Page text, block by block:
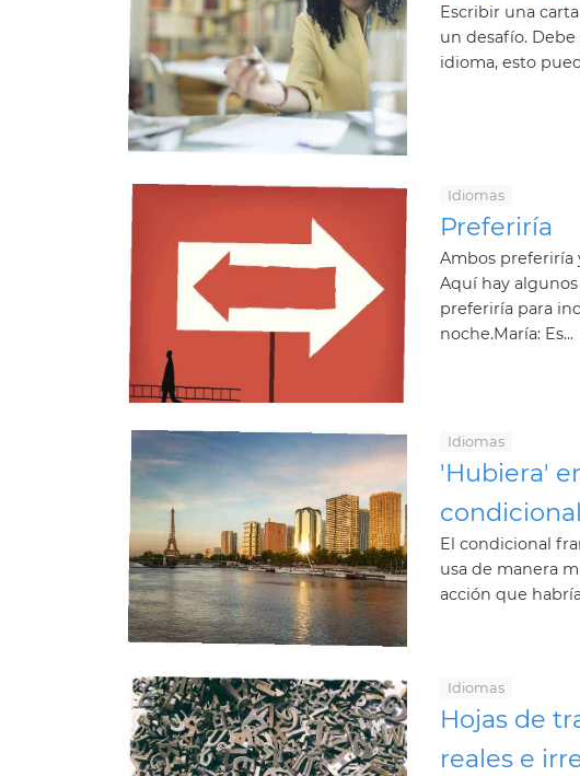
Escribir una
un desafío.
idioma, esto
Idiomas
Preferiría
Ambos preferiría
Aquí hay
preferiría para
noche.María: Es...
Idiomas
'Hubiera'
condicional
El condicional
usa de manera
acción que
Idiomas
Hojas de
reales e